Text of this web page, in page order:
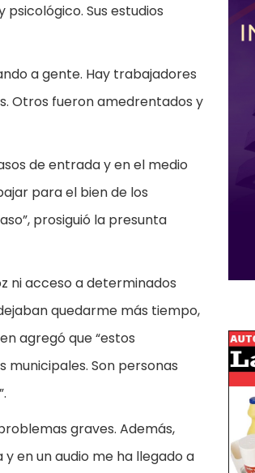
Sus estudios
a gente. Hay trabajadores
Otros fueron amedrentados y
de entrada y en el medio
para el bien de los
prosiguió la presunta
ni acceso a determinados
quedarme más tiempo,
agregó que “estos
municipales. Son personas
graves. Además,
en un audio me ha llegado a